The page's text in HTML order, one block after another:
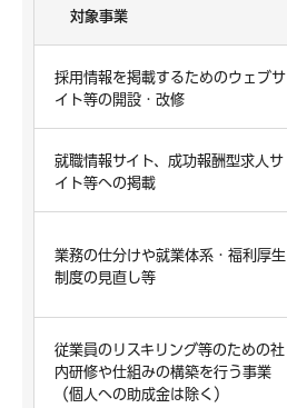
対象事業
採用情報を掲載するためのウェブサ
イト等の開設・改修
就職情報サイト、成功報酬型求人サ
イト等への掲載
業務の仕分けや就業体系・福利厚生
制度の見直し等
従業員のリスキリング等のための社
内研修や仕組みの構築を行う事業
（個人への助成金は除く）